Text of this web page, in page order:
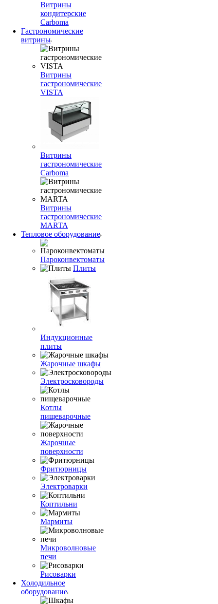
Витрины
кондитерские
Carboma
Гастрономические
витрины
Витрины
гастрономические
VISTA
Витрины
гастрономические
Carboma
Витрины
гастрономические
MARTA
Тепловое оборудование
Пароконвектоматы
Плиты
Индукционные
плиты
Жарочные шкафы
Электросковороды
Котлы
пищеварочные
Жарочные
поверхности
Фритюрницы
Электроварки
Коптильни
Мармиты
Микроволновые
печи
Рисоварки
Холодильное
оборудование